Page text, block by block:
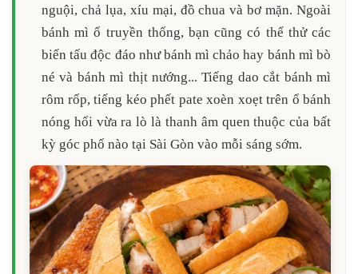
nguội, chả lụa, xíu mại, đồ chua và bơ mặn. Ngoài
bánh mì ổ truyền thống, bạn cũng có thể thử các
biến tấu độc đáo như bánh mì chảo hay bánh mì bò
né và bánh mì thịt nướng... Tiếng dao cắt bánh mì
rôm rốp, tiếng kéo phết pate xoèn xoẹt trên ổ bánh
nóng hổi vừa ra lò là thanh âm quen thuộc của bất
kỳ góc phố nào tại Sài Gòn vào mỗi sáng sớm.